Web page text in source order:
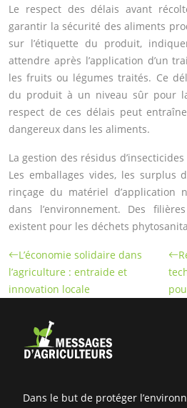
Le respect des délais avant
garantir la sécurité des aliments
sur l’étiquette du produit,
attendre après l’application d’un
les fruits ou légumes traités. Ce
du produit à un niveau sûr pour
respect de ces délais peut
dangereux dans les aliments.
La gestion des résidus
Les emballages vides, les surplus
rinçage du matériel d’application
dans l’environnement. Des
existent pour les déchets
L’économie solidaire dans
l’agriculture : entraide et
innovation locale
Dans le but de protéger